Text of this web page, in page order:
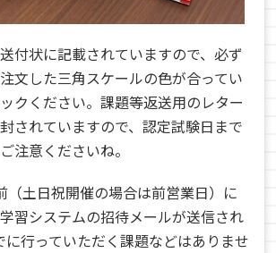
付状に記載されていますので、必ず
文した三角スケールの色が合ってい
クください。課題等返送用のレター
されていますので、認定試験日まで
注意くださいね。
（土日祝開催の場合は前営業日）に
習システムの招待メールが送信され
に行っていただく課題などはありませ